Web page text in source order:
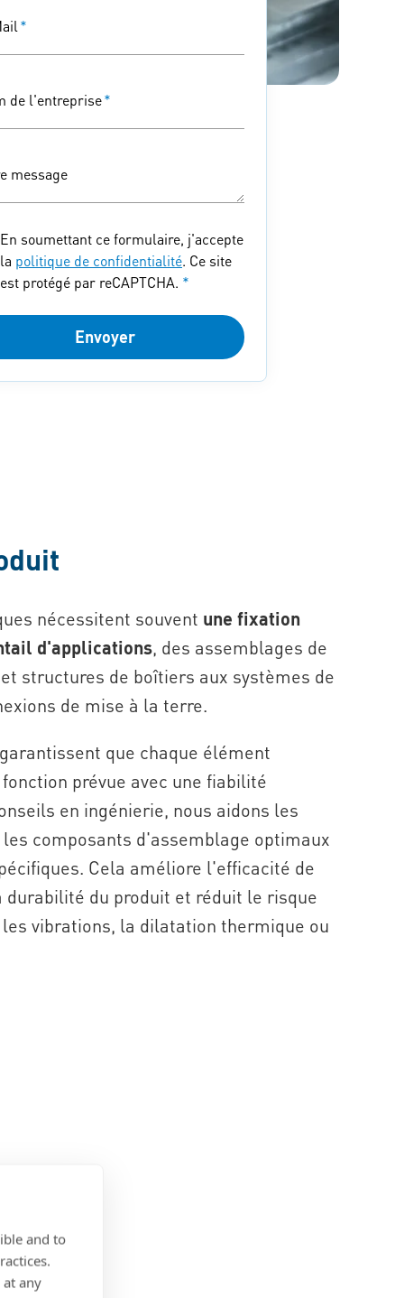
and to
any
*
de l'entreprise*
message
En soumettant ce formulaire, j'accepte
la politique de confidentialité. Ce site
est protégé par reCAPTCHA. *
Envoyer
nécessitent souvent une fixation
d'applications, des assemblages de
structures de boîtiers aux systèmes de
de mise à la terre.
que chaque élément
prévue avec une fiabilité
en ingénierie, nous aidons les
composants d'assemblage optimaux
Cela améliore l'efficacité de
du produit et réduit le risque
vibrations, la dilatation thermique ou